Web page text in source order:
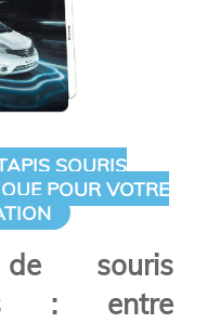
SOURIS
POUR VOTRE
souris
: entre